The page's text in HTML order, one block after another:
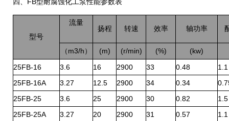
四、 型耐腐蚀化工泵性能参数表
型号
流量
扬程
转速 效率 轴功率
（ m3/h ） (m) (r/min) (%)
(kw)
25FB-16
3.6 16 2900 33 0.48
1.1
25FB-16A
3.27 12.5 2900 34 0.34
25FB-25
3.6 25 2900 30 0.82
1.5
25FB-25A
3.27 20 2900 31 0.57
1.1